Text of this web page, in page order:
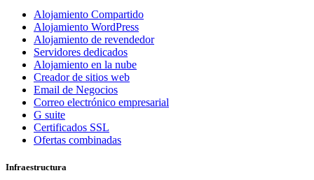
Alojamiento Compartido
Alojamiento WordPress
Alojamiento de revendedor
Servidores dedicados
Alojamiento en la nube
Creador de sitios web
Email de Negocios
Correo electrónico empresarial
G suite
Certificados SSL
Ofertas combinadas
Infraestructura